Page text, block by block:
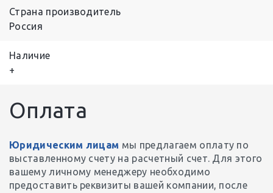
Страна производитель
Россия
Наличие
+
Оплата
Юридическим лицам мы предлагаем оплату по
выставленному счету на расчетный счет. Для этого
вашему личному менеджеру необходимо
предоставить реквизиты вашей компании, после